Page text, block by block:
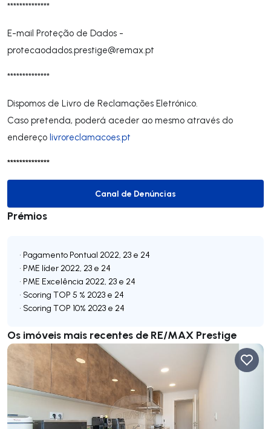
**************
E-mail Proteção de Dados -
protecaodados.prestige@remax.pt
**************
Dispomos de Livro de Reclamações Eletrónico.
Caso pretenda, poderá aceder ao mesmo através do
endereço livroreclamacoes.pt
**************
Canal de Denúncias
Canal de Denúncias
Prémios
• Pagamento Pontual 2022, 23 e 24
• PME líder 2022, 23 e 24
• PME Excelência 2022, 23 e 24
• Scoring TOP 5 % 2023 e 24
Os imóveis mais recentes de RE/MAX Prestige